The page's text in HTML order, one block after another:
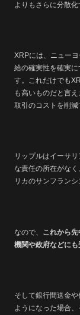
よりもさらに分散化
XRPには、ニュー
給の確実性を確実
す。これだけでも
も高いものだと言
取引のコストを削減
リップルはイーサ
な責任の所在がな
リカのサンフラン
なので、 これから
機関や政府などに
そして銀行間送金
ようになった場合